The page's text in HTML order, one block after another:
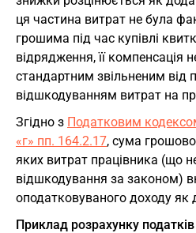
ця частина витрат не була
грошима під час купівлі
відрядження, її компенсація
стандартним звільненим від
відшкодуванням витрат на
Згідно з Податковим
«г» пп. 164.2.17, сума
яких витрат працівника (що
відшкодування за законом)
оподатковуваного доходу як
Приклад розрахунку